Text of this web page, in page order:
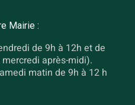
Mairie :
de 9h à 12h et de
après-midi).
matin de 9h à 12 h